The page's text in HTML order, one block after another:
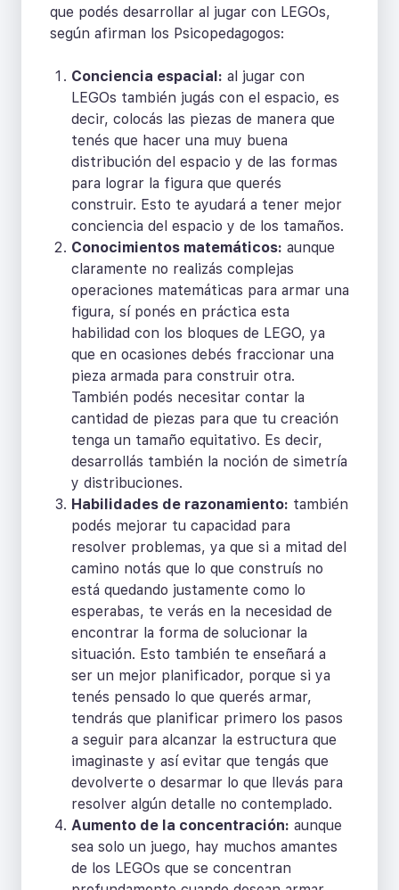
que podés desarrollar al jugar con LEGOs,
según afirman los Psicopedagogos:
Conciencia espacial: al jugar con
LEGOs también jugás con el espacio, es
decir, colocás las piezas de manera que
tenés que hacer una muy buena
distribución del espacio y de las formas
para lograr la figura que querés
construir. Esto te ayudará a tener mejor
conciencia del espacio y de los tamaños.
Conocimientos matemáticos: aunque
claramente no realizás complejas
operaciones matemáticas para armar una
figura, sí ponés en práctica esta
habilidad con los bloques de LEGO, ya
que en ocasiones debés fraccionar una
pieza armada para construir otra.
También podés necesitar contar la
cantidad de piezas para que tu creación
tenga un tamaño equitativo. Es decir,
desarrollás también la noción de simetría
y distribuciones.
Habilidades de razonamiento: también
podés mejorar tu capacidad para
resolver problemas, ya que si a mitad del
camino notás que lo que construís no
está quedando justamente como lo
esperabas, te verás en la necesidad de
encontrar la forma de solucionar la
situación. Esto también te enseñará a
ser un mejor planificador, porque si ya
tenés pensado lo que querés armar,
tendrás que planificar primero los pasos
a seguir para alcanzar la estructura que
imaginaste y así evitar que tengás que
devolverte o desarmar lo que llevás para
resolver algún detalle no contemplado.
Aumento de la concentración: aunque
sea solo un juego, hay muchos amantes
de los LEGOs que se concentran